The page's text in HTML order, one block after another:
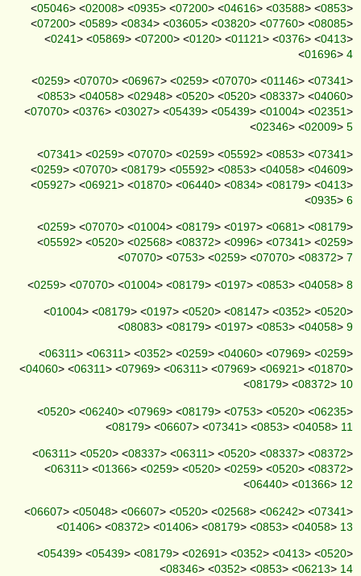
<05046> <02008> <0935> <07200> <04616> <03588> <0853>
<07200> <0589> <0834> <03605> <03820> <07760> <08085>
<0241> <05869> <07200> <0120> <01121> <0376> <0413>
<01696> 4
<0259> <07070> <06967> <0259> <07070> <01146> <07341>
<0853> <04058> <02948> <0520> <0520> <08337> <04060>
<07070> <0376> <03027> <05439> <05439> <01004> <02351>
<02346> <02009> 5
<07341> <0259> <07070> <0259> <05592> <0853> <07341>
<0259> <07070> <08179> <05592> <0853> <04058> <04609>
<05927> <06921> <01870> <06440> <0834> <08179> <0413>
<0935> 6
<0259> <07070> <01004> <08179> <0197> <0681> <08179>
<05592> <0520> <02568> <08372> <0996> <07341> <0259>
<07070> <0753> <0259> <07070> <08372> 7
<0259> <07070> <01004> <08179> <0197> <0853> <04058> 8
<01004> <08179> <0197> <0520> <08147> <0352> <0520>
<08083> <08179> <0197> <0853> <04058> 9
<06311> <06311> <0352> <0259> <04060> <07969> <0259>
<04060> <06311> <07969> <06311> <07969> <06921> <01870>
<08179> <08372> 10
<0520> <06240> <07969> <08179> <0753> <0520> <06235>
<08179> <06607> <07341> <0853> <04058> 11
<06311> <0520> <08337> <06311> <0520> <08337> <08372>
<06311> <01366> <0259> <0520> <0259> <0520> <08372>
<06440> <01366> 12
<06607> <05048> <06607> <0520> <02568> <06242> <07341>
<01406> <08372> <01406> <08179> <0853> <04058> 13
<05439> <05439> <08179> <02691> <0352> <0413> <0520>
<08346> <0352> <0853> <06213> 14